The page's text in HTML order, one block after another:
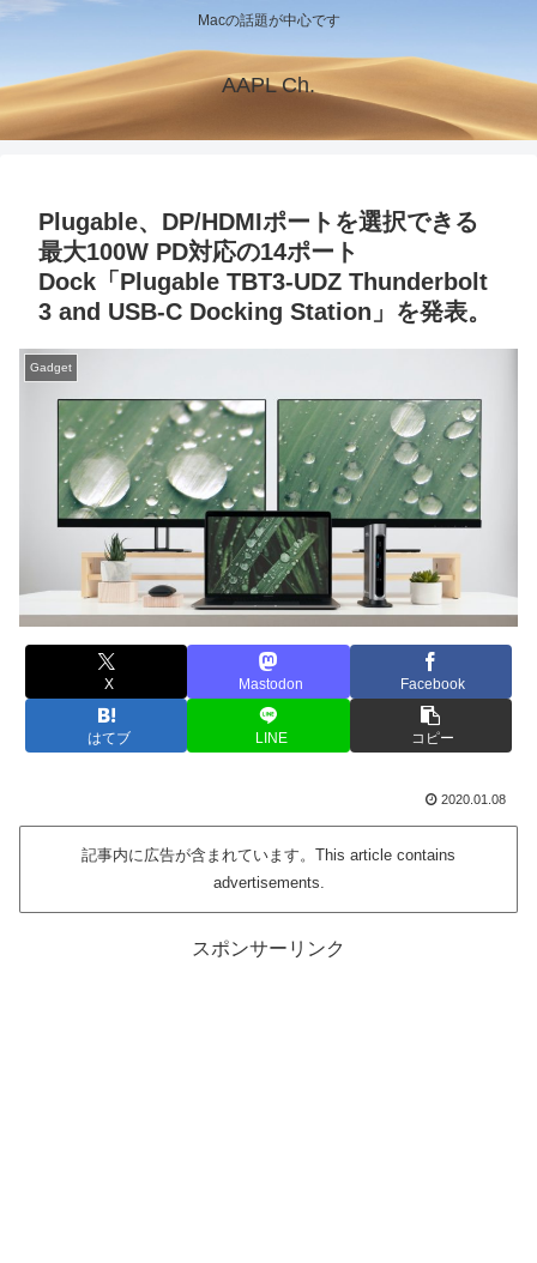
Macの話題が中心です
AAPL Ch.
Plugable、DP/HDMIポートを選択できる
最大100W PD対応の14ポート
Dock「Plugable TBT3-UDZ Thunderbolt
3 and USB-C Docking Station」を発表。
Gadget
X Mastodon Facebook
はてブ LINE コピー
2020.01.08
記事内に広告が含まれています。This article contains
advertisements.
スポンサーリンク